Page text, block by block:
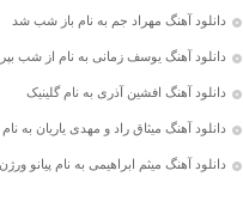
دانلود آهنگ مهراد جم به نام باز شب شد
دانلود آهنگ یوسف زمانی به نام از شب
دانلود آهنگ افشین آذری به نام گلینیک
دانلود آهنگ میثاق راد و مهدی یاریان به
دانلود آهنگ میثم ابراهیمی به نام پیانو